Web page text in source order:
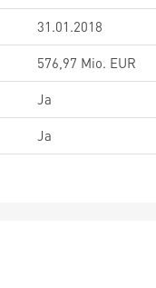
31.01.2018
576,97 Mio. EUR
Ja
Ja